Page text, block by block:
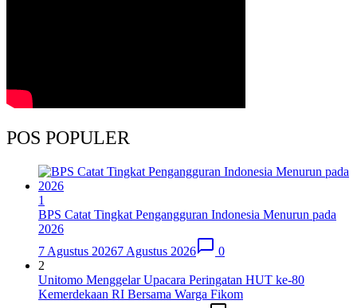
POS POPULER
1
BPS Catat Tingkat Pengangguran Indonesia Menurun pada
2026
7 Agustus 20267 Agustus 2026
0
2
Unitomo Menggelar Upacara Peringatan HUT ke-80
Kemerdekaan RI Bersama Warga Fikom